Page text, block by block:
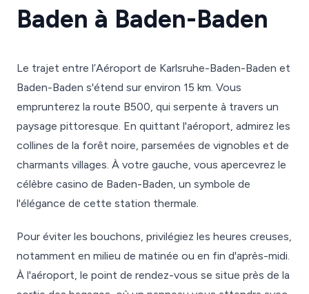
Baden à Baden-Baden
Le trajet entre l’Aéroport de Karlsruhe-Baden-Baden et
Baden-Baden s'étend sur environ 15 km. Vous
emprunterez la route B500, qui serpente à travers un
paysage pittoresque. En quittant l'aéroport, admirez les
collines de la forêt noire, parsemées de vignobles et de
charmants villages. À votre gauche, vous apercevrez le
célèbre casino de Baden-Baden, un symbole de
l'élégance de cette station thermale.
Pour éviter les bouchons, privilégiez les heures creuses,
notamment en milieu de matinée ou en fin d'après-midi.
À l'aéroport, le point de rendez-vous se situe près de la